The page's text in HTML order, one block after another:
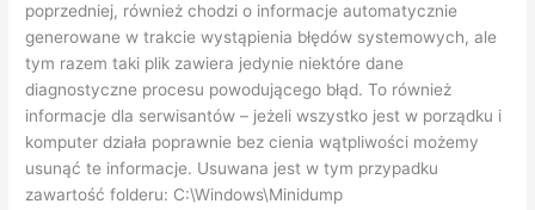
poprzedniej, również chodzi o informacje automatycznie
generowane w trakcie wystąpienia błędów systemowych, ale
tym razem taki plik zawiera jedynie niektóre dane
diagnostyczne procesu powodującego błąd. To również
informacje dla serwisantów – jeżeli wszystko jest w porządku i
komputer działa poprawnie bez cienia wątpliwości możemy
usunąć te informacje. Usuwana jest w tym przypadku
zawartość folderu: C:\Windows\Minidump